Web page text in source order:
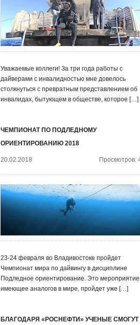
Уважаемые коллеги! За три года работы с
дайверами с инвалидностью мне довелось
столкнуться с превратным представлением об
инвалидах, бытующем в обществе, которое […]
ЧЕМПИОНАТ ПО ПОДЛЕДНОМУ
ОРИЕНТИРОВАНИЮ 2018
20.02.2018 Просмотров:
23-24 февраля во Владивостоке пройдет
Чемпионат мира по дайвингу в дисциплине
Подледное ориентирование. Это
имеющее аналогов в мире, пройдет уже […]
БЛАГОДАРЯ «РОСНЕФТИ» УЧЕНЫЕ СМОГУТ